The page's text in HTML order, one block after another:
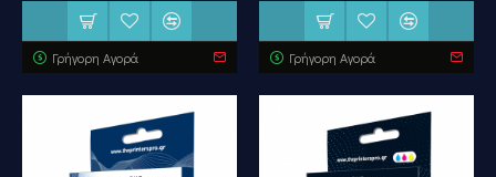
Γρήγορη Αγορά Γρήγορη Αγορά